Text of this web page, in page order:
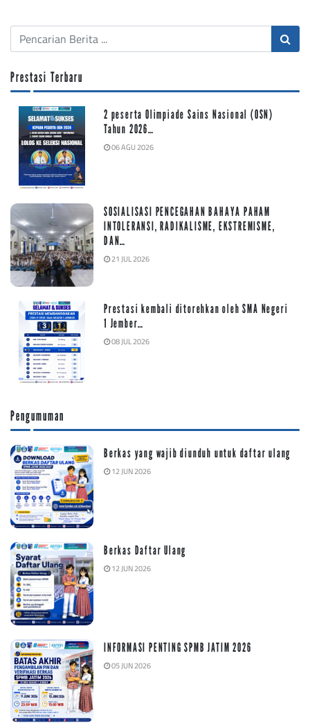
Prestasi Terbaru
2 peserta Olimpiade Sains Nasional (OSN)
Tahun 2026…
06 AGU 2026
SOSIALISASI PENCEGAHAN BAHAYA PAHAM
INTOLERANSI, RADIKALISME, EKSTREMISME,
DAN…
21 JUL 2026
Prestasi kembali ditorehkan oleh SMA Negeri
1 Jember…
08 JUL 2026
Pengumuman
Berkas yang wajib diunduh untuk daftar ulang
12 JUN 2026
Berkas Daftar Ulang
12 JUN 2026
INFORMASI PENTING SPMB JATIM 2026
05 JUN 2026